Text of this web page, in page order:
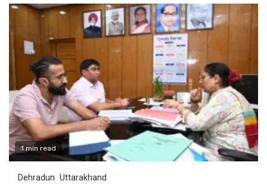
1 min read
Dehradun Uttarakhand